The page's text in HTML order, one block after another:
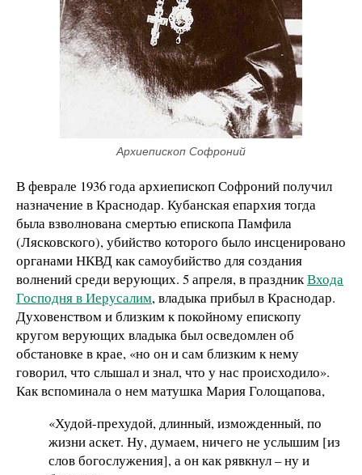
Архиепископ Софроний
В феврале 1936 года архиепископ Софроний получил
назначение в Краснодар. Кубанская епархия тогда
была взволнована смертью епископа Памфила
(Лясковского), убийство которого было инсценировано
органами НКВД как самоубийство для создания
волнений среди верующих. 5 апреля, в праздникВхода
Господня в Иерусалим, владыка прибыл в Краснодар.
Духовенством и близким к покойному епископу
кругом верующих владыка был осведомлен об
обстановке в крае, «но он и сам близким к нему
говорил, что слышал и знал, что у нас происходило».
Как вспоминала о нем матушка Мария Голощапова,
«Худой-прехудой, длинный, изможденный, по
жизни аскет. Ну, думаем, ничего не услышим [из
слов богослужения], а он как рявкнул – ну и